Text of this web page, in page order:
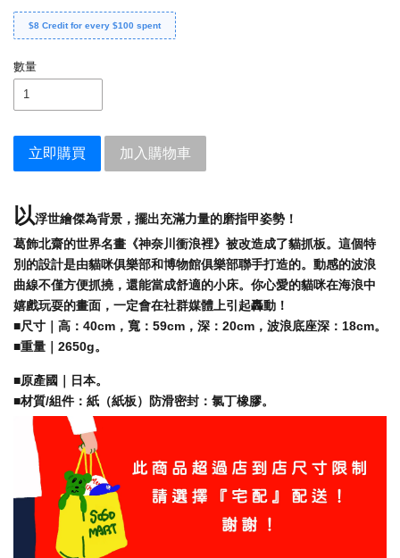
$8 Credit for every $100 spent
數量
立即購買 加入購物車
以浮世繪傑為背景，擺出充滿力量的磨指甲姿勢！
葛飾北齋的世界名畫《神奈川衝浪裡》被改造成了貓抓板。這個特
別的設計是由貓咪俱樂部和博物館俱樂部聯手打造的。動感的波浪
曲線不僅方便抓撓，還能當成舒適的小床。你心愛的貓咪在海浪中
嬉戲玩耍的畫面，一定會在社群媒體上引起轟動！
■尺寸｜高：40cm，寬：59cm，深：20cm，波浪底座深：18cm。
■重量｜2650g。
■原產國｜日本。
■材質/組件：紙（紙板）防滑密封：氯丁橡膠。